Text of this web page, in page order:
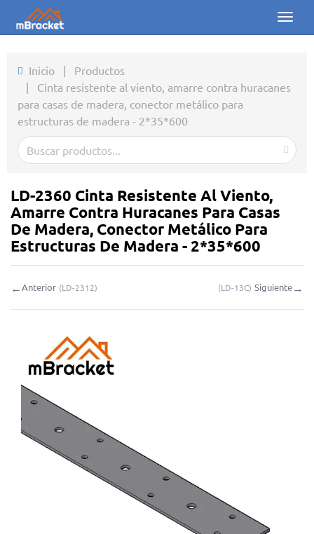
Toggle
Productos
Noticias
Fotos
Sobre nosotros
Contacto
Consulta en línea
🌐 Language▼
Inicio | Productos
| Cinta resistente al viento, amarre contra huracanes
para casas de madera, conector metálico para
estructuras de madera - 2*35*600
LD-2360 Cinta Resistente Al Viento,
Amarre Contra Huracanes Para Casas
De Madera, Conector Metálico Para
Estructuras De Madera - 2*35*600
←Anterior (LD-2312) (LD-13C) Siguiente→